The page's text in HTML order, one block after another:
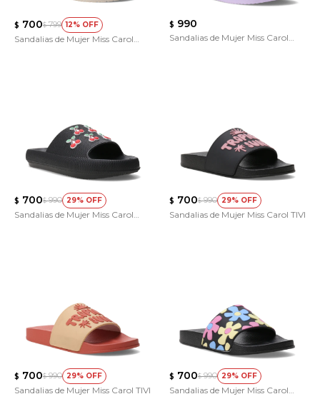
$ 700$ 799 12
Sandalias de Mujer Miss Carol
$ 990
Sandalias de Mujer Miss Carol
$ 700$ 990 29
Sandalias de Mujer Miss Carol
$ 700$ 990 29
Sandalias de Mujer Miss Carol TIVI
$ 700$ 990 29
Sandalias de Mujer Miss Carol TIVI
$ 700$ 990 29
Sandalias de Mujer Miss Carol